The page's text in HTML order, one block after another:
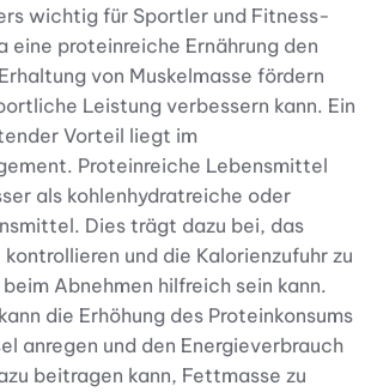
wichtig für Sportler und Fitness-
eine proteinreiche Ernährung den
von Muskelmasse fördern
Leistung verbessern kann. Ein
Vorteil liegt im
Proteinreiche Lebensmittel
als kohlenhydratreiche oder
Dies trägt dazu bei, das
kontrollieren und die Kalorienzufuhr zu
Abnehmen hilfreich sein kann.
die Erhöhung des Proteinkonsums
anregen und den Energieverbrauch
beitragen kann, Fettmasse zu